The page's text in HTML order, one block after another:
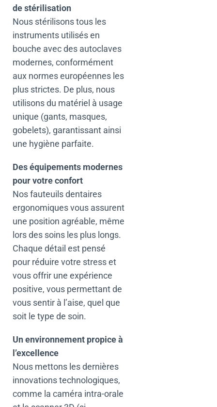
de stérilisation
Nous stérilisons tous les
instruments utilisés en
bouche avec des autoclaves
modernes, conformément
aux normes européennes les
plus strictes. De plus, nous
utilisons du matériel à usage
unique (gants, masques,
gobelets), garantissant ainsi
une hygiène parfaite.
Des équipements modernes
pour votre confort
Nos fauteuils dentaires
ergonomiques vous assurent
une position agréable, même
lors des soins les plus longs.
Chaque détail est pensé
pour réduire votre stress et
vous offrir une expérience
positive, vous permettant de
vous sentir à l’aise, quel que
soit le type de soin.
Un environnement propice à
l’excellence
Nous mettons les dernières
innovations technologiques,
comme la caméra intra-orale